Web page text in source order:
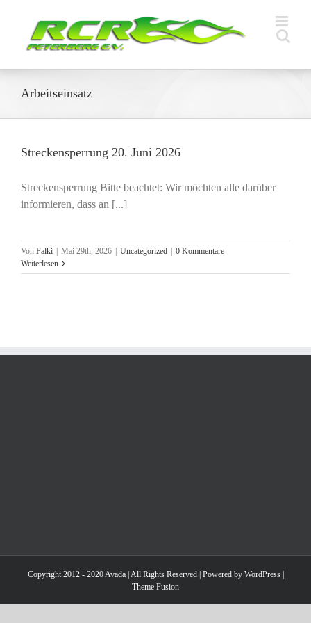
springen
Arbeitseinsatz
Streckensperrung 20. Juni 2026
Streckensperrung Bitte beachtet: Wir möchten alle darüber
informieren, dass an [...]
Von Falki Mai 29th, 2026 Uncategorized
0 Kommentare
Weiterlesen
Copyright 2012 - 2020 Avada | All Rights Reserved | Powered by WordPress|
Theme Fusion